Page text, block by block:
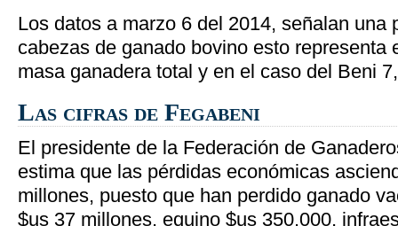
Los datos a marzo 6 del 2014, señalan una
cabezas de ganado bovino esto representa
masa ganadera total y en el caso del Beni
Las cifras de Fegabeni
El presidente de la Federación de
estima que las pérdidas económicas
millones, puesto que han perdido ganado
$us 37 millones, equino $us 350.000,